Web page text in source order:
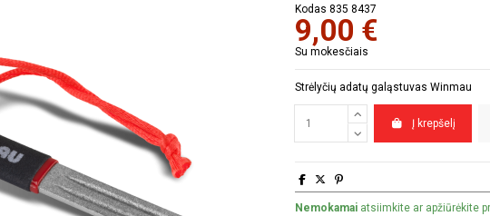
Kodas 835 8437
9,00 €
Su mokesčiais
Strėlyčių adatų galąstuvas Winmau
Į krepšelį
Nemokamai atsiimkite ar apžiūrėkite